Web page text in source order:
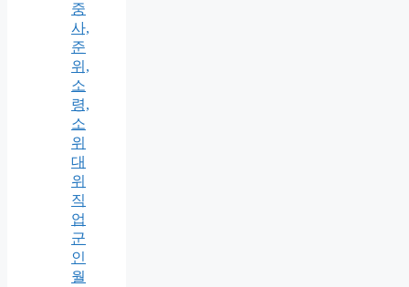
중
사,
준
위,
소
령,
소
위
대
위
직
업
군
인
월